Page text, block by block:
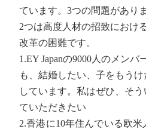
ています。3つの問題があり
2つは高度人材の招致におけ
改革の困難です。
1.EY Japanの9000人のメン
も、結婚したい、子をもう
しています。私はぜひ、そ
ていただきたい
2.香港に10年住んでいる欧